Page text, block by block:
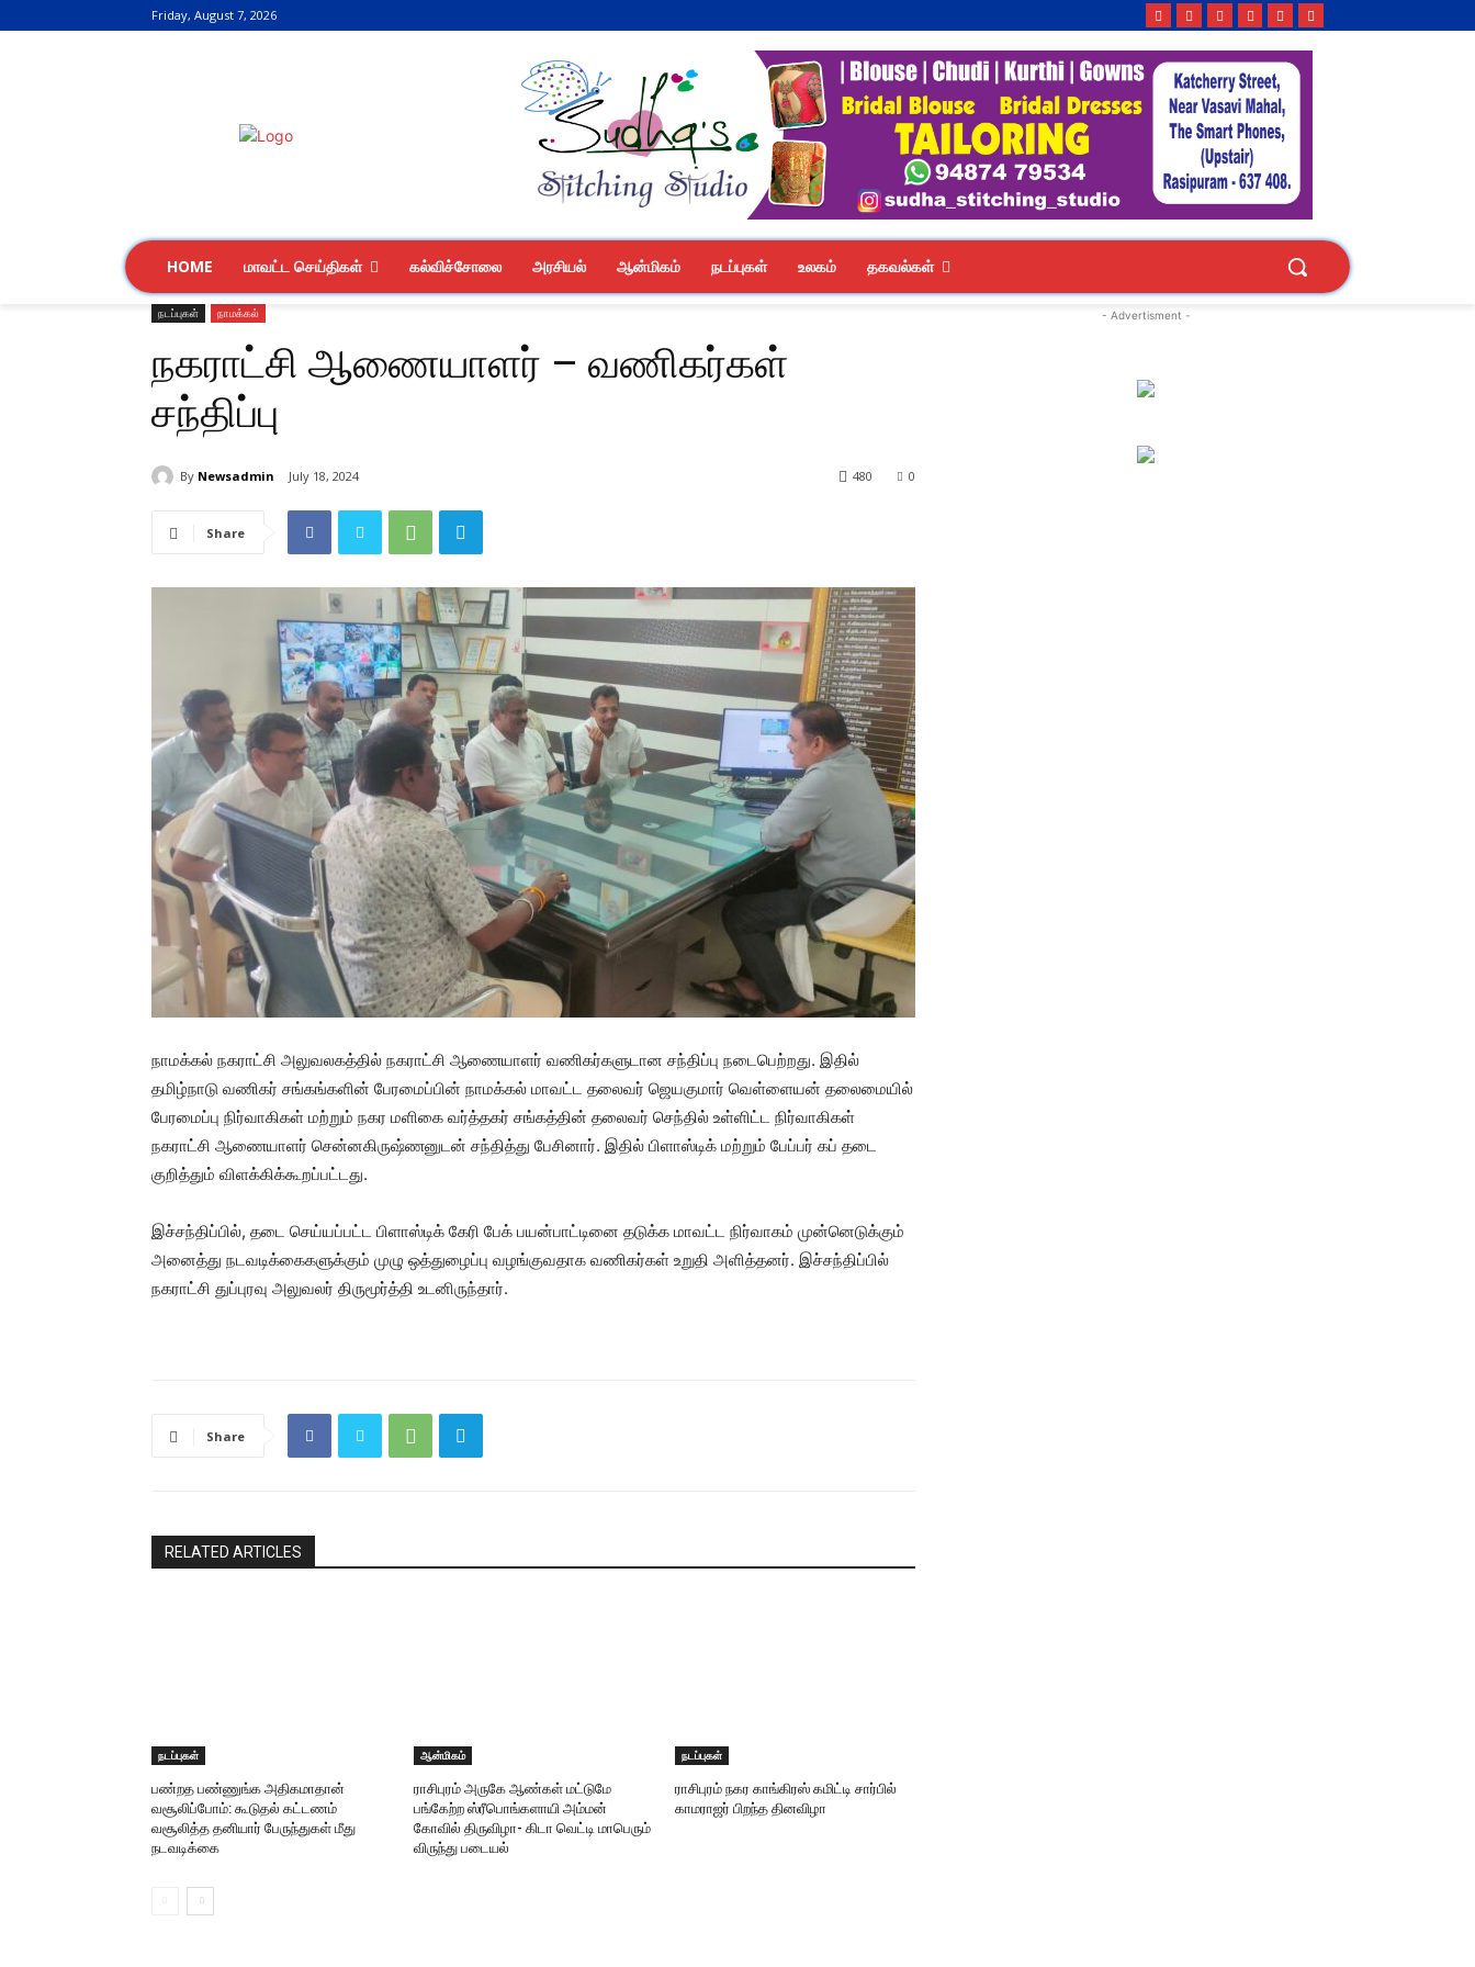
Friday, August 7, 2026
HOME மாவட்ட செய்திகள் கல்விச்சோலை அரசியல் ஆன்மிகம் நடப்புகள் உலகம் தகவல்கள்
நடப்புகள் நாமக்கல்
நகராட்சி ஆணையாளர் – வணிகர்கள்
சந்திப்பு
By Newsadmin July 18, 2024 0
480
Share
நாமக்கல் நகராட்சி அலுவலகத்தில் நகராட்சி ஆணையாளர் வணிகர்களுடான சந்திப்பு நடைபெற்றது. இதில்
தமிழ்நாடு வணிகர் சங்கங்களின் பேரமைப்பின் நாமக்கல் மாவட்ட தலைவர் ஜெயகுமார் வெள்ளையன் தலைமையில்
பேரமைப்பு நிர்வாகிகள் மற்றும் நகர மளிகை வர்த்தகர் சங்கத்தின் தலைவர் செந்தில் உள்ளிட்ட நிர்வாகிகள்
நகராட்சி ஆணையாளர் சென்னகிருஷ்ணனுடன் சந்தித்து பேசினார். இதில் பிளாஸ்டிக் மற்றும் பேப்பர் கப் தடை
குறித்தும் விளக்கிக்கூறப்பட்டது.
இச்சந்திப்பில், தடை செய்யப்பட்ட பிளாஸ்டிக் கேரி பேக் பயன்பாட்டினை தடுக்க மாவட்ட நிர்வாகம் முன்னெடுக்கும்
அனைத்து நடவடிக்கைகளுக்கும் முழு ஒத்துழைப்பு வழங்குவதாக வணிகர்கள் உறுதி அளித்தனர். இச்சந்திப்பில்
நகராட்சி துப்புரவு அலுவலர் திருமூர்த்தி உடனிருந்தார்.
Share
RELATED ARTICLES
நடப்புகள்
பண்றத பண்ணுங்க அதிகமாதான்
வசூலிப்போம்: கூடுதல் கட்டணம்
வசூலித்த தனியார் பேருந்துகள் மீது
நடவடிக்கை
ஆன்மிகம்
ராசிபுரம் அருகே ஆண்கள் மட்டுமே
பங்கேற்ற ஸ்ரீபொங்களாயி அம்மன்
கோவில் திருவிழா- கிடா வெட்டி மாபெரும்
விருந்து படையல்
நடப்புகள்
ராசிபுரம் நகர காங்கிரஸ் கமிட்டி சார்பில்
காமராஜர் பிறந்த தினவிழா
- Advertisment -